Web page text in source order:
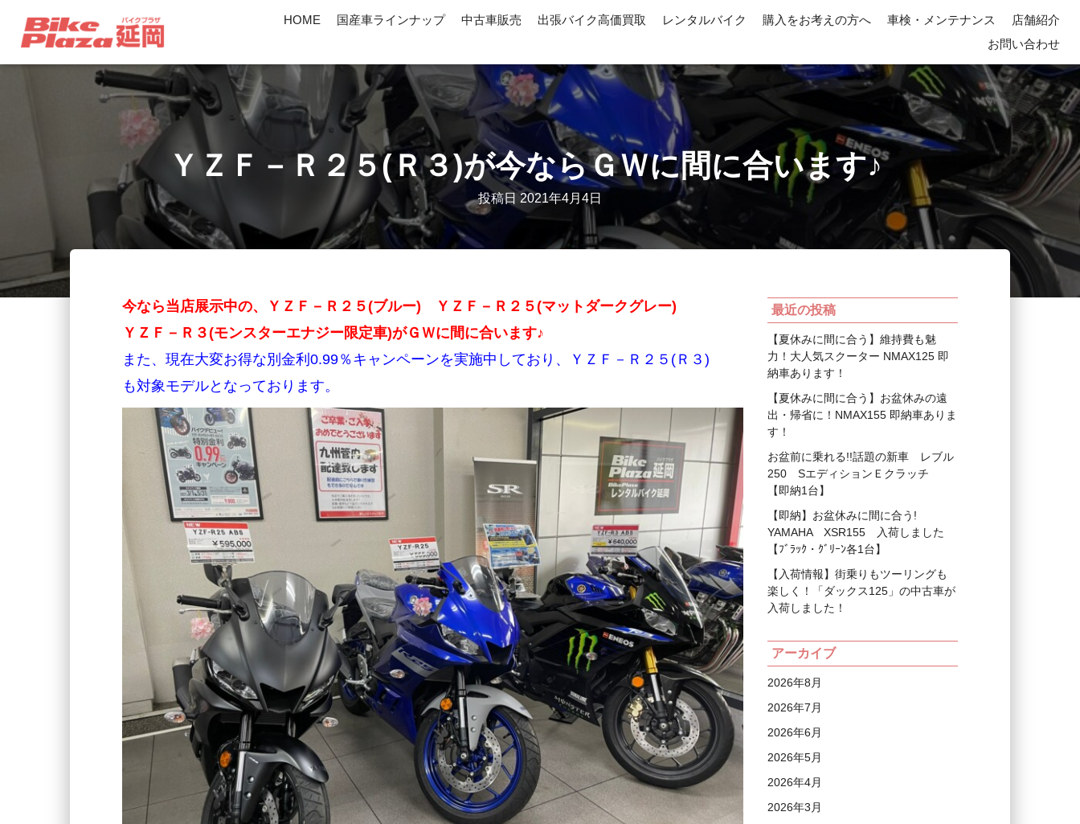
HOME 国産車ラインナップ 中古車販売 出張バイク高価買取 レンタルバイク 購入をお考えの方へ 車検・メンテナンス
店舗紹介
お問い合わせ
ＹＺＦ－Ｒ２５(Ｒ３)が今ならＧＷに間に合います♪
投稿日 2021年4月4日
今なら当店展示中の、ＹＺＦ－Ｒ２５(ブルー) ＹＺＦ－Ｒ２５(マットダークグレー)
ＹＺＦ－Ｒ３(モンスターエナジー限定車)がＧＷに間に合います♪
また、現在大変お得な別金利0.99％キャンペーンを実施中しており、ＹＺＦ－Ｒ２５(Ｒ３)
も対象モデルとなっております。
最近の投稿
【夏休みに間に合う】維持費も魅
力！大人気スクーター NMAX125 即
納車あります！
【夏休みに間に合う】お盆休みの遠
出・帰省に！NMAX155 即納車ありま
す！
お盆前に乗れる!!話題の新車 レブル
250 SエディションＥクラッチ
【即納1台】
【即納】お盆休みに間に合う!
YAMAHA XSR155 入荷しました
【ﾌﾞﾗｯｸ・ｸﾞﾘｰﾝ各1台】
【入荷情報】街乗りもツーリングも
楽しく！「ダックス125」の中古車が
入荷しました！
アーカイブ
2026年8月
2026年7月
2026年6月
2026年5月
2026年4月
2026年3月